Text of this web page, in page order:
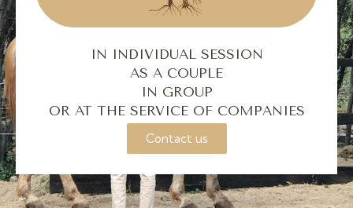
IN INDIVIDUAL SESSION
AS A COUPLE
IN GROUP
OR AT THE SERVICE OF COMPANIES
Contact us